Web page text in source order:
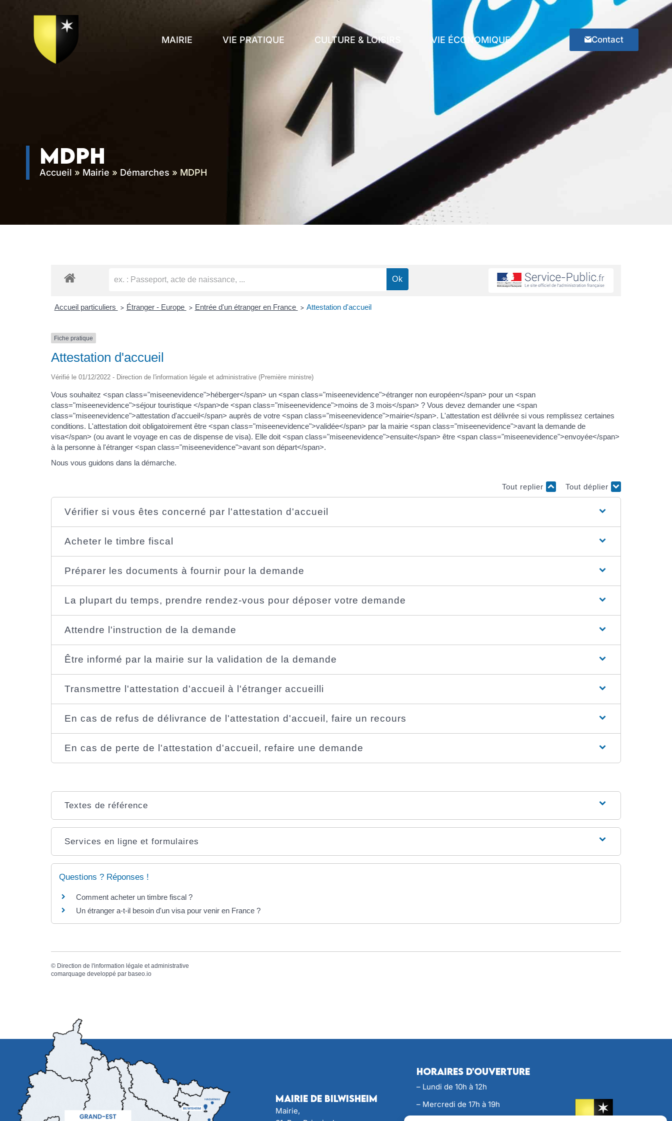
MAIRIE VIE PRATIQUE CULTURE & LOISIRS VIE ÉCONOMIQUE Contact
MDPH
Accueil » Mairie » Démarches » MDPH
Accueil particuliers > Étranger - Europe > Entrée d'un étranger en France > Attestation d'accueil
Fiche pratique
Attestation d'accueil
Vérifié le 01/12/2022 - Direction de l'information légale et administrative (Première ministre)
Vous souhaitez <span class="miseenevidence">héberger</span> un <span class="miseenevidence">étranger non européen</span> pour un <span
class="miseenevidence">séjour touristique </span>de <span class="miseenevidence">moins de 3 mois</span> ? Vous devez demander une <span
class="miseenevidence">attestation d'accueil</span> auprès de votre <span class="miseenevidence">mairie</span>. L'attestation est délivrée si vous remplissez certaines
conditions. L'attestation doit obligatoirement être <span class="miseenevidence">validée</span> par la mairie <span class="miseenevidence">avant la demande de
visa</span> (ou avant le voyage en cas de dispense de visa). Elle doit <span class="miseenevidence">ensuite</span> être <span class="miseenevidence">envoyée</span>
à la personne à l'étranger <span class="miseenevidence">avant son départ</span>.
Nous vous guidons dans la démarche.
Tout replier Tout déplier
Vérifier si vous êtes concerné par l'attestation d'accueil
Acheter le timbre fiscal
Préparer les documents à fournir pour la demande
La plupart du temps, prendre rendez-vous pour déposer votre demande
Attendre l'instruction de la demande
Être informé par la mairie sur la validation de la demande
Transmettre l'attestation d'accueil à l'étranger accueilli
En cas de refus de délivrance de l'attestation d'accueil, faire un recours
En cas de perte de l'attestation d'accueil, refaire une demande
Textes de référence
Services en ligne et formulaires
Questions ? Réponses !
Comment acheter un timbre fiscal ?
Un étranger a-t-il besoin d'un visa pour venir en France ?
© Direction de l'information légale et administrative
comarquage developpé par baseo.io
Mairie de Bilwisheim
Mairie,
Horaires d'ouverture
– Lundi de 10h à 12h
– Mercredi de 17h à 19h